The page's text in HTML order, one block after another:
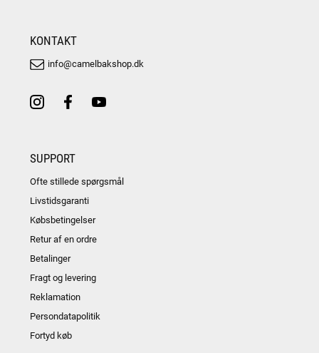
KONTAKT
info@camelbakshop.dk
SUPPORT
Ofte stillede spørgsmål
Livstidsgaranti
Købsbetingelser
Retur af en ordre
Betalinger
Fragt og levering
Reklamation
Persondatapolitik
Fortyd køb